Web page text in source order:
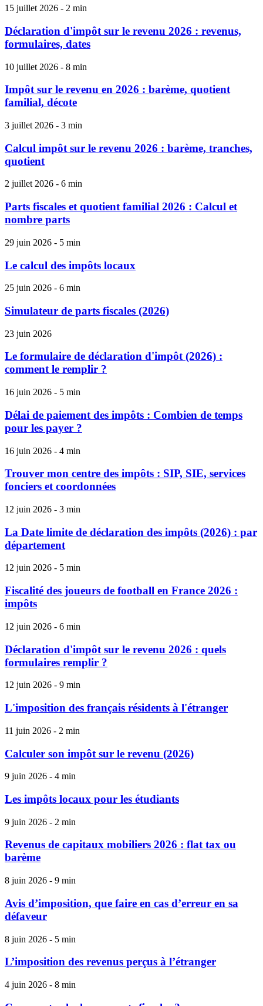
15 juillet 2026 - 2 min
Déclaration d'impôt sur le revenu 2026 : revenus,
formulaires, dates
10 juillet 2026 - 8 min
Impôt sur le revenu en 2026 : barème, quotient
familial, décote
3 juillet 2026 - 3 min
Calcul impôt sur le revenu 2026 : barème, tranches,
quotient
2 juillet 2026 - 6 min
Parts fiscales et quotient familial 2026 : Calcul et
nombre parts
29 juin 2026 - 5 min
Le calcul des impôts locaux
25 juin 2026 - 6 min
Simulateur de parts fiscales (2026)
23 juin 2026
Le formulaire de déclaration d'impôt (2026) :
comment le remplir ?
16 juin 2026 - 5 min
Délai de paiement des impôts : Combien de temps
pour les payer ?
16 juin 2026 - 4 min
Trouver mon centre des impôts : SIP, SIE, services
fonciers et coordonnées
12 juin 2026 - 3 min
La Date limite de déclaration des impôts (2026) : par
département
12 juin 2026 - 5 min
Fiscalité des joueurs de football en France 2026 :
impôts
12 juin 2026 - 6 min
Déclaration d'impôt sur le revenu 2026 : quels
formulaires remplir ?
12 juin 2026 - 9 min
L'imposition des français résidents à l'étranger
11 juin 2026 - 2 min
Calculer son impôt sur le revenu (2026)
9 juin 2026 - 4 min
Les impôts locaux pour les étudiants
9 juin 2026 - 2 min
Revenus de capitaux mobiliers 2026 : flat tax ou
barème
8 juin 2026 - 9 min
Avis d’imposition, que faire en cas d’erreur en sa
défaveur
8 juin 2026 - 5 min
L’imposition des revenus perçus à l’étranger
4 juin 2026 - 8 min